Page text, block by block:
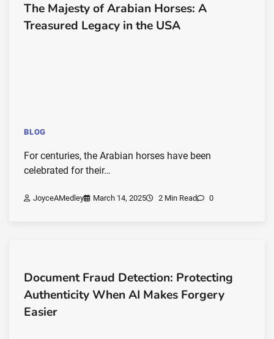
The Majesty of Arabian Horses: A
Treasured Legacy in the USA
BLOG
For centuries, the Arabian horses have been
celebrated for their…
JoyceAMedley March 14, 2025 2 Min Read 0
Document Fraud Detection: Protecting
Authenticity When AI Makes Forgery
Easier